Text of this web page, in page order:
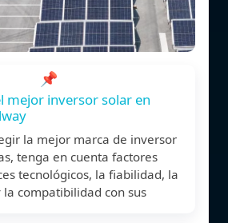
📌
mejor inversor solar en
la mejor marca de inversor
tenga en cuenta factores
tecnológicos, la fiabilidad, la
compatibilidad con sus